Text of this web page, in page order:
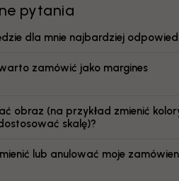
pytania
dla mnie najbardziej
zamówić jako margines
obraz (na przykład zmienić
skalę)?
lub anulować moje